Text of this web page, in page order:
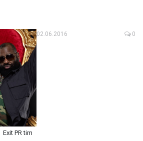
Exit PR tim
02.06.2016 0